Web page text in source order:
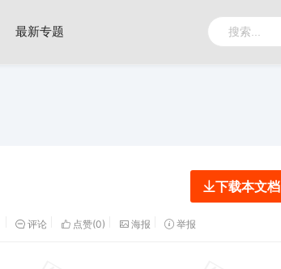
最新专题
下载本文档
评论 点赞(0) 海报 举报